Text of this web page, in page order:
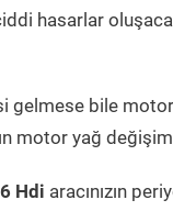
hasarlar
gelmese bile
motor yağ
Hdi aracınızın